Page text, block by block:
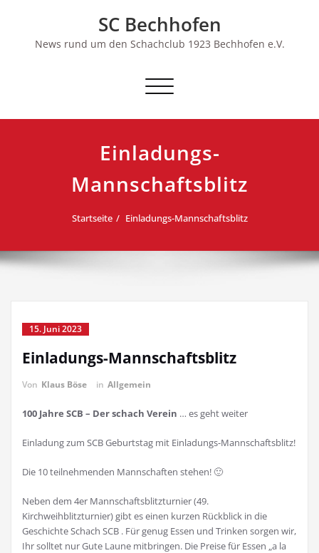
SC Bechhofen
News rund um den Schachclub 1923 Bechhofen e.V.
Schalte
Einladungs-
Mannschaftsblitz
Startseite Einladungs-Mannschaftsblitz
15. Juni 2023
Einladungs-Mannschaftsblitz
Von Klaus Böse in Allgemein
100 Jahre SCB – Der schach Verein … es geht weiter
Einladung zum SCB Geburtstag mit Einladungs-Mannschaftsblitz!
Die 10 teilnehmenden Mannschaften stehen! 🙂
Neben dem 4er Mannschaftsblitzturnier (49.
Kirchweihblitzturnier) gibt es einen kurzen Rückblick in die
Geschichte Schach SCB . Für genug Essen und Trinken sorgen wir,
Ihr solltet nur Gute Laune mitbringen. Die Preise für Essen „a la